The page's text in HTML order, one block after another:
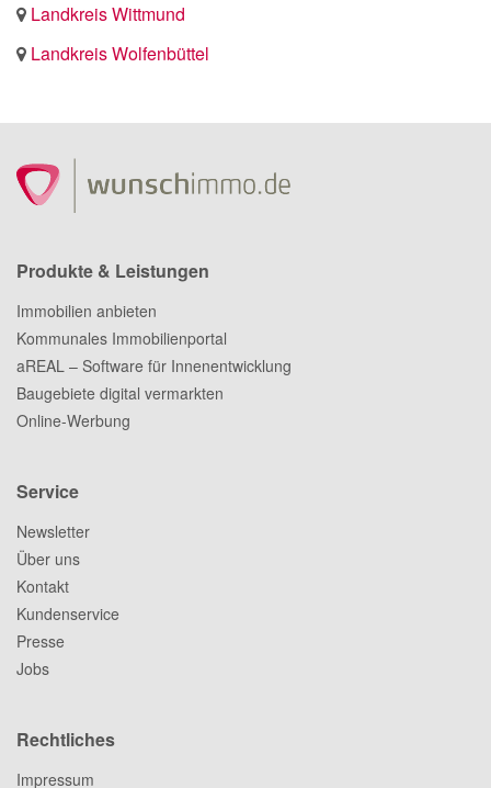
Landkreis Wittmund
Landkreis Wolfenbüttel
Produkte & Leistungen
Immobilien anbieten
Kommunales Immobilienportal
aREAL – Software für Innenentwicklung
Baugebiete digital vermarkten
Online-Werbung
Service
Newsletter
Über uns
Kontakt
Kundenservice
Presse
Jobs
Rechtliches
Impressum